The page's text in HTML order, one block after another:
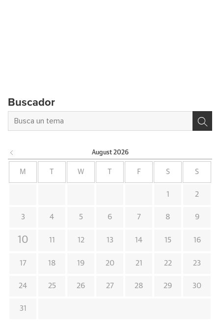
Buscador
August 2026
M W F S S
1 2
3 4 5 6 7 8 9
10 11 12 13 14 15 16
17 18 19 20 21 22 23
24 25 26 27 28 29 30
31